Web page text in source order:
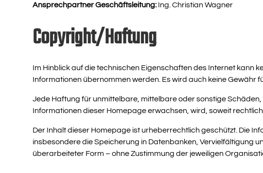
Ansprechpartner Geschäftsleitung: Ing. Christian Wagner
Copyright/Haftung
Im Hinblick auf die technischen Eigenschaften des Internet kann
Informationen übernommen werden. Es wird auch keine
Jede Haftung für unmittelbare, mittelbare oder sonstige
Informationen dieser Homepage erwachsen, wird, soweit
Der Inhalt dieser Homepage ist urheberrechtlich geschützt. Die
insbesondere die Speicherung in Datenbanken, Vervielfältigung
überarbeiteter Form – ohne Zustimmung der jeweiligen